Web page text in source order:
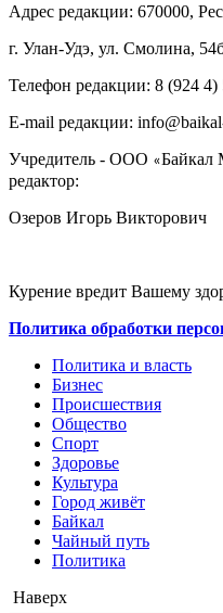
Адрес редакции: 670000,
г. Улан-Удэ, ул. Смолина,
Телефон редакции: ‎‎8 (924 4)
E-mail редакции:
Учредитель - ООО «Байкал
редактор:
Озеров Игорь Викторович
Курение вредит Вашему
Политика обработки
Политика и власть
Бизнес
Происшествия
Общество
Cпорт
Здоровье
Культура
Город живёт
Байкал
Чайный путь
Политика
Наверх